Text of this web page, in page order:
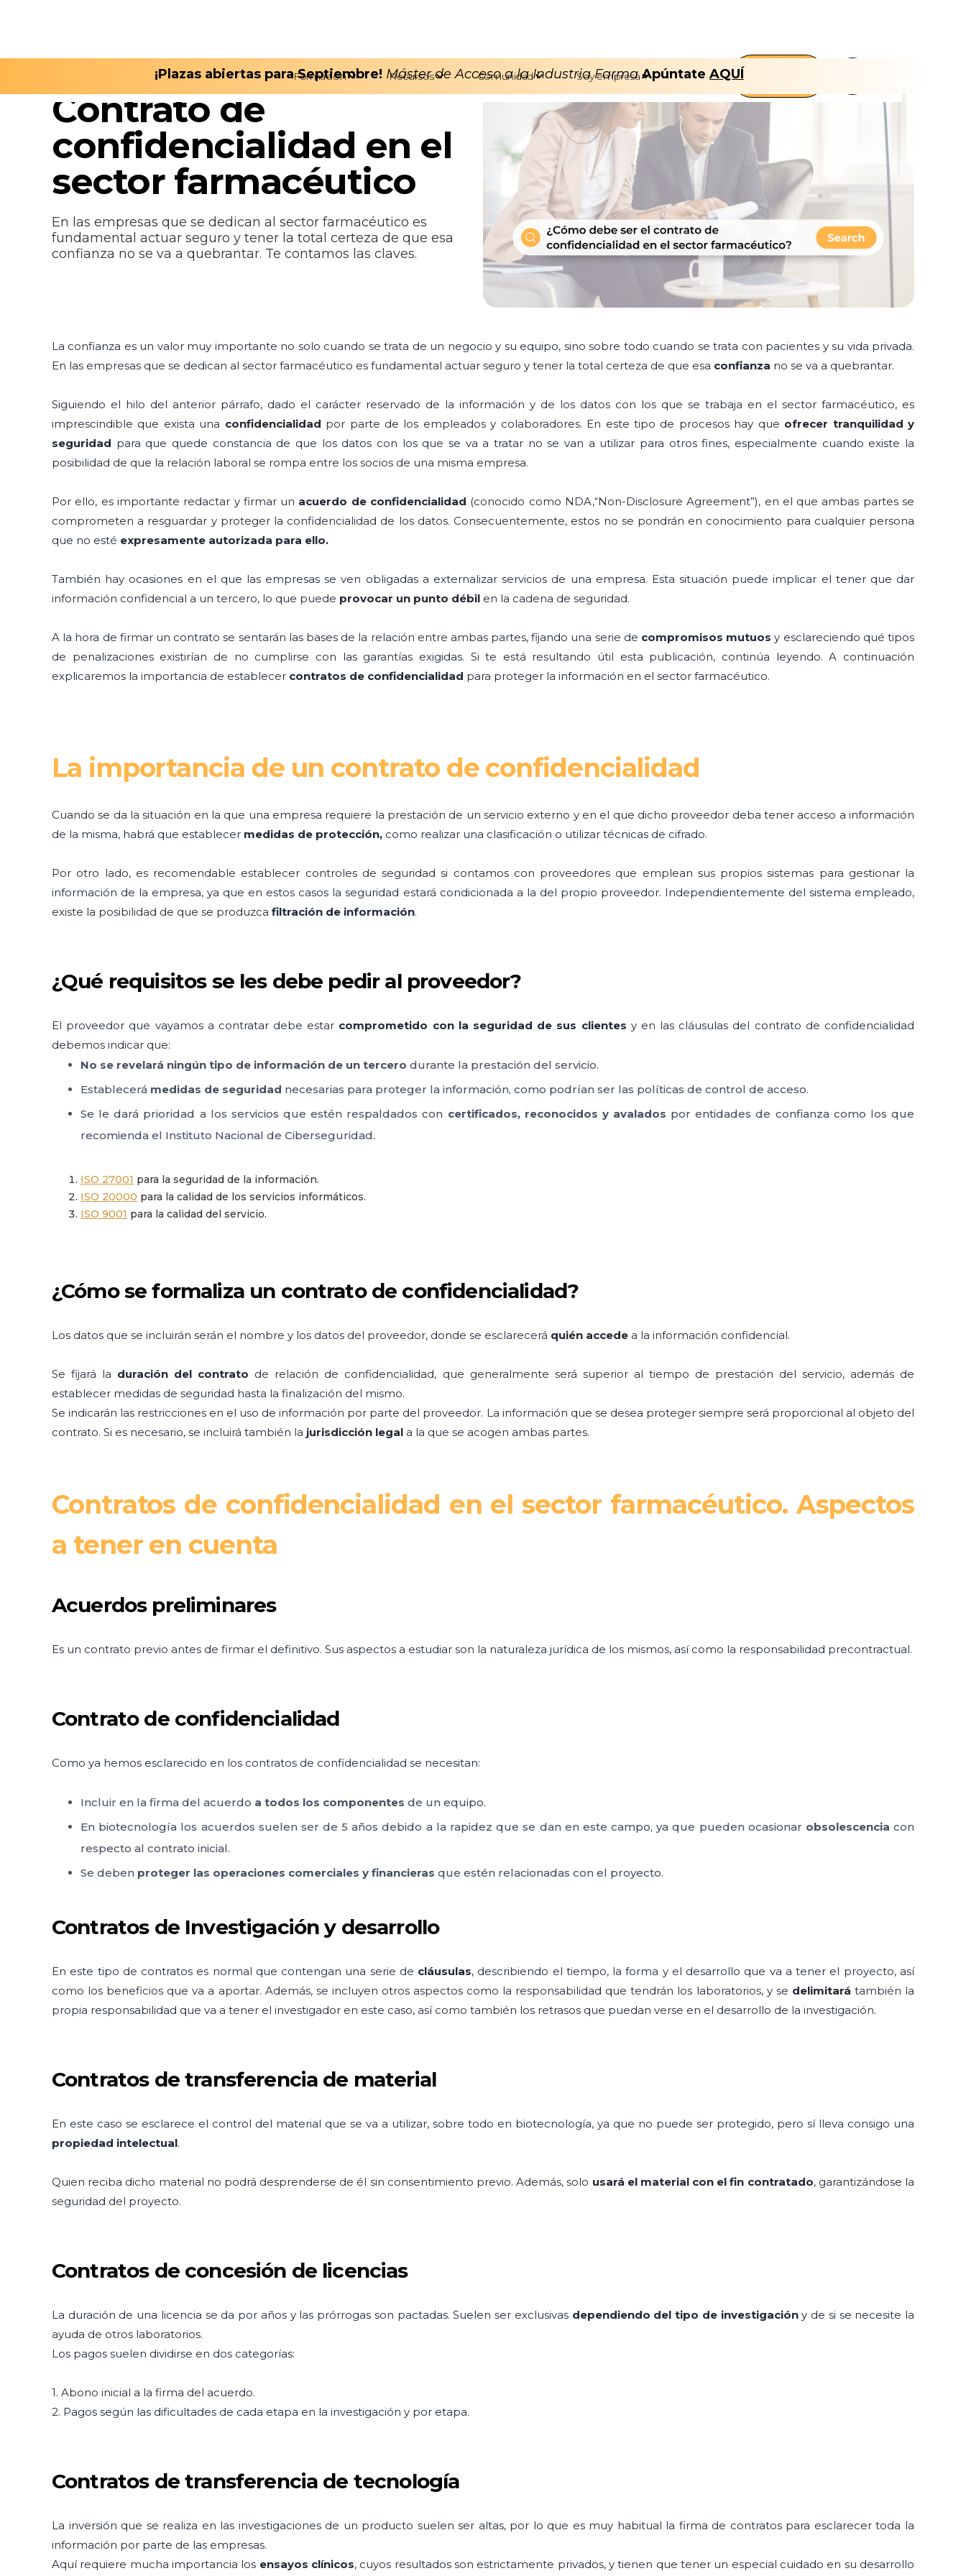
¡Plazas abiertas para Septiembre! Máster de Acceso a la Industria FarmaApúntate AQUÍ
Formación Recursos Comunidad Soy empresa Nosotros
Contrato de
confidencialidad en el
sector farmacéutico
En las empresas que se dedican al sector farmacéutico es
fundamental actuar seguro y tener la total certeza de que esa
confianza no se va a quebrantar. Te contamos las claves.
La confianza es un valor muy importante no solo cuando se trata de un negocio y su equipo, sino sobre todo cuando se trata con pacientes y su vida privada.
En las empresas que se dedican al sector farmacéutico es fundamental actuar seguro y tener la total certeza de que esa confianza no se va a quebrantar.
Siguiendo el hilo del anterior párrafo, dado el carácter reservado de la información y de los datos con los que se trabaja en el sector farmacéutico, es
imprescindible que exista una confidencialidad por parte de los empleados y colaboradores. En este tipo de procesos hay que ofrecer tranquilidad y
seguridad para que quede constancia de que los datos con los que se va a tratar no se van a utilizar para otros fines, especialmente cuando existe la
posibilidad de que la relación laboral se rompa entre los socios de una misma empresa.
Por ello, es importante redactar y firmar un acuerdo de confidencialidad (conocido como NDA,“Non-Disclosure Agreement”), en el que ambas partes se
comprometen a resguardar y proteger la confidencialidad de los datos. Consecuentemente, estos no se pondrán en conocimiento para cualquier persona
que no esté expresamente autorizada para ello.
También hay ocasiones en el que las empresas se ven obligadas a externalizar servicios de una empresa. Esta situación puede implicar el tener que dar
información confidencial a un tercero, lo que puede provocar un punto débil en la cadena de seguridad.
A la hora de firmar un contrato se sentarán las bases de la relación entre ambas partes, fijando una serie de compromisos mutuosy esclareciendo qué tipos
de penalizaciones existirían de no cumplirse con las garantías exigidas. Si te está resultando útil esta publicación, continúa leyendo. A continuación
explicaremos la importancia de establecer contratos de confidencialidad para proteger la información en el sector farmacéutico.
La importancia de un contrato de confidencialidad
Cuando se da la situación en la que una empresa requiere la prestación de un servicio externo y en el que dicho proveedor deba tener acceso a información
de la misma, habrá que establecer medidas de protección, como realizar una clasificación o utilizar técnicas de cifrado.
Por otro lado, es recomendable establecer controles de seguridad si contamos con proveedores que emplean sus propios sistemas para gestionar la
información de la empresa, ya que en estos casos la seguridad estará condicionada a la del propio proveedor. Independientemente del sistema empleado,
existe la posibilidad de que se produzca filtración de información.
¿Qué requisitos se les debe pedir al proveedor?
El proveedor que vayamos a contratar debe estar comprometido con la seguridad de sus clientes y en las cláusulas del contrato de confidencialidad
debemos indicar que:
No se revelará ningún tipo de información de un tercero durante la prestación del servicio.
Establecerá medidas de seguridad necesarias para proteger la información, como podrían ser las políticas de control de acceso.
Se le dará prioridad a los servicios que estén respaldados con certificados, reconocidos y avalados por entidades de confianza como los que
recomienda el Instituto Nacional de Ciberseguridad.
ISO 27001 para la seguridad de la información.
ISO 20000 para la calidad de los servicios informáticos.
ISO 9001 para la calidad del servicio.
¿Cómo se formaliza un contrato de confidencialidad?
Los datos que se incluirán serán el nombre y los datos del proveedor, donde se esclarecerá quién accede a la información confidencial.
Se fijará la duración del contrato de relación de confidencialidad, que generalmente será superior al tiempo de prestación del servicio, además de
establecer medidas de seguridad hasta la finalización del mismo.
Se indicarán las restricciones en el uso de información por parte del proveedor. La información que se desea proteger siempre será proporcional al objeto del
contrato. Si es necesario, se incluirá también la jurisdicción legal a la que se acogen ambas partes.
Contratos de confidencialidad en el sector farmacéutico. Aspectos
a tener en cuenta
Acuerdos preliminares
Es un contrato previo antes de firmar el definitivo. Sus aspectos a estudiar son la naturaleza jurídica de los mismos, así como la responsabilidad precontractual.
Contrato de confidencialidad
Como ya hemos esclarecido en los contratos de confidencialidad se necesitan:
Incluir en la firma del acuerdo a todos los componentes de un equipo.
En biotecnología los acuerdos suelen ser de 5 años debido a la rapidez que se dan en este campo, ya que pueden ocasionar obsolescencia con
respecto al contrato inicial.
Se deben proteger las operaciones comerciales y financieras que estén relacionadas con el proyecto.
Contratos de Investigación y desarrollo
En este tipo de contratos es normal que contengan una serie de cláusulas, describiendo el tiempo, la forma y el desarrollo que va a tener el proyecto, así
como los beneficios que va a aportar. Además, se incluyen otros aspectos como la responsabilidad que tendrán los laboratorios, y se delimitará también la
propia responsabilidad que va a tener el investigador en este caso, así como también los retrasos que puedan verse en el desarrollo de la investigación.
Contratos de transferencia de material
En este caso se esclarece el control del material que se va a utilizar, sobre todo en biotecnología, ya que no puede ser protegido, pero sí lleva consigo una
propiedad intelectual.
Quien reciba dicho material no podrá desprenderse de él sin consentimiento previo. Además, solo usará el material con el fin contratado, garantizándose la
seguridad del proyecto.
Contratos de concesión de licencias
La duración de una licencia se da por años y las prórrogas son pactadas. Suelen ser exclusivas dependiendo del tipo de investigacióny de si se necesite la
ayuda de otros laboratorios.
Los pagos suelen dividirse en dos categorías:
1. Abono inicial a la firma del acuerdo.
2. Pagos según las dificultades de cada etapa en la investigación y por etapa.
Contratos de transferencia de tecnología
La inversión que se realiza en las investigaciones de un producto suelen ser altas, por lo que es muy habitual la firma de contratos para esclarecer toda la
información por parte de las empresas.
Aquí requiere mucha importancia los ensayos clínicos, cuyos resultados son estrictamente privados, y tienen que tener un especial cuidado en su desarrollo